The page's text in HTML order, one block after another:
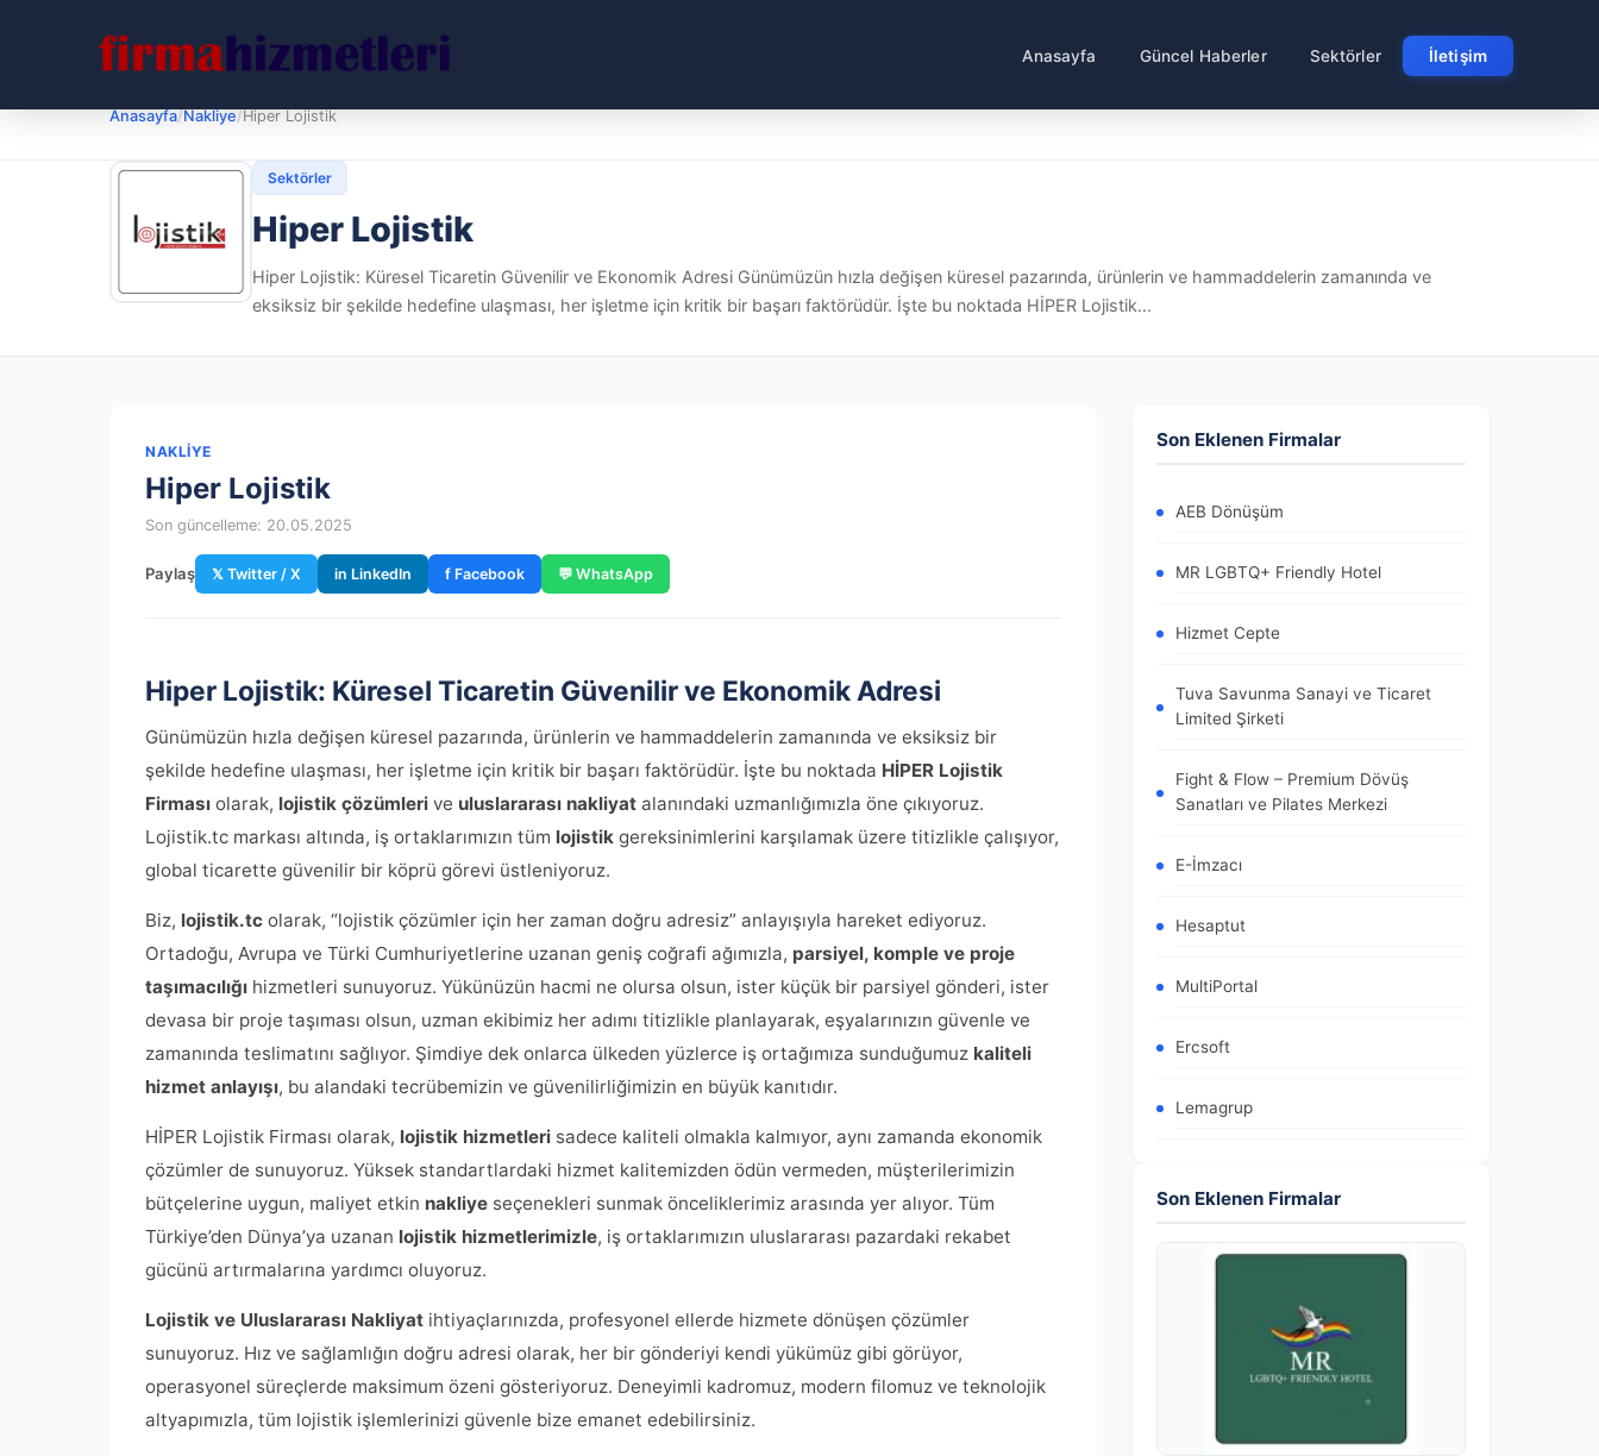
Anasayfa Güncel Haberler Sektörler İletişim
Anasayfa/Nakliye/Hiper Lojistik
Sektörler
Hiper Lojistik
Hiper Lojistik: Küresel Ticaretin Güvenilir ve Ekonomik Adresi Günümüzün hızla değişen küresel pazarında, ürünlerin ve hammaddelerin zamanında ve
eksiksiz bir şekilde hedefine ulaşması, her işletme için kritik bir başarı faktörüdür. İşte bu noktada HİPER Lojistik...
NAKLIYE
Hiper Lojistik
Son güncelleme: 20.05.2025
Paylaş 𝕏 Twitter / X in LinkedIn f Facebook 💬 WhatsApp
Hiper Lojistik: Küresel Ticaretin Güvenilir ve Ekonomik Adresi
Günümüzün hızla değişen küresel pazarında, ürünlerin ve hammaddelerin zamanında ve eksiksiz bir
şekilde hedefine ulaşması, her işletme için kritik bir başarı faktörüdür. İşte bu noktada HİPER Lojistik
Firması olarak, lojistik çözümleri ve uluslararası nakliyat alanındaki uzmanlığımızla öne çıkıyoruz.
Lojistik.tc markası altında, iş ortaklarımızın tüm lojistik gereksinimlerini karşılamak üzere titizlikle çalışıyor,
global ticarette güvenilir bir köprü görevi üstleniyoruz.
Biz, lojistik.tc olarak, “lojistik çözümler için her zaman doğru adresiz” anlayışıyla hareket ediyoruz.
Ortadoğu, Avrupa ve Türki Cumhuriyetlerine uzanan geniş coğrafi ağımızla, parsiyel, komple ve proje
taşımacılığı hizmetleri sunuyoruz. Yükünüzün hacmi ne olursa olsun, ister küçük bir parsiyel gönderi, ister
devasa bir proje taşıması olsun, uzman ekibimiz her adımı titizlikle planlayarak, eşyalarınızın güvenle ve
zamanında teslimatını sağlıyor. Şimdiye dek onlarca ülkeden yüzlerce iş ortağımıza sunduğumuz kaliteli
hizmet anlayışı, bu alandaki tecrübemizin ve güvenilirliğimizin en büyük kanıtıdır.
HİPER Lojistik Firması olarak, lojistik hizmetleri sadece kaliteli olmakla kalmıyor, aynı zamanda ekonomik
çözümler de sunuyoruz. Yüksek standartlardaki hizmet kalitemizden ödün vermeden, müşterilerimizin
bütçelerine uygun, maliyet etkin nakliye seçenekleri sunmak önceliklerimiz arasında yer alıyor. Tüm
Türkiye’den Dünya’ya uzanan lojistik hizmetlerimizle, iş ortaklarımızın uluslararası pazardaki rekabet
gücünü artırmalarına yardımcı oluyoruz.
Lojistik ve Uluslararası Nakliyat ihtiyaçlarınızda, profesyonel ellerde hizmete dönüşen çözümler
sunuyoruz. Hız ve sağlamlığın doğru adresi olarak, her bir gönderiyi kendi yükümüz gibi görüyor,
operasyonel süreçlerde maksimum özeni gösteriyoruz. Deneyimli kadromuz, modern filomuz ve teknolojik
altyapımızla, tüm lojistik işlemlerinizi güvenle bize emanet edebilirsiniz.
Son Eklenen Firmalar
AEB Dönüşüm
MR LGBTQ+ Friendly Hotel
Hizmet Cepte
Tuva Savunma Sanayi ve Ticaret
Limited Şirketi
Fight & Flow – Premium Dövüş
Sanatları ve Pilates Merkezi
E-İmzacı
Hesaptut
MultiPortal
Ercsoft
Lemagrup
Son Eklenen Firmalar